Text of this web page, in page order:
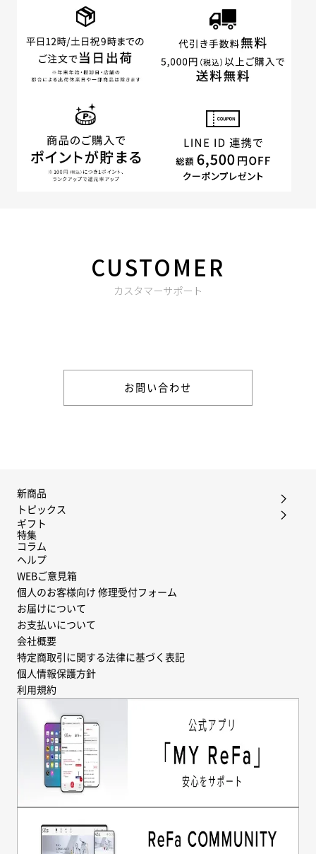
CUSTOMER
カスタマーサポート
お問い合わせ
新商品
トピックス
ギフト
特集
コラム
ヘルプ
WEBご意見箱
個人のお客様向け 修理受付フォーム
お届けについて
お支払いについて
会社概要
特定商取引に関する法律に基づく表記
個人情報保護方針
利用規約